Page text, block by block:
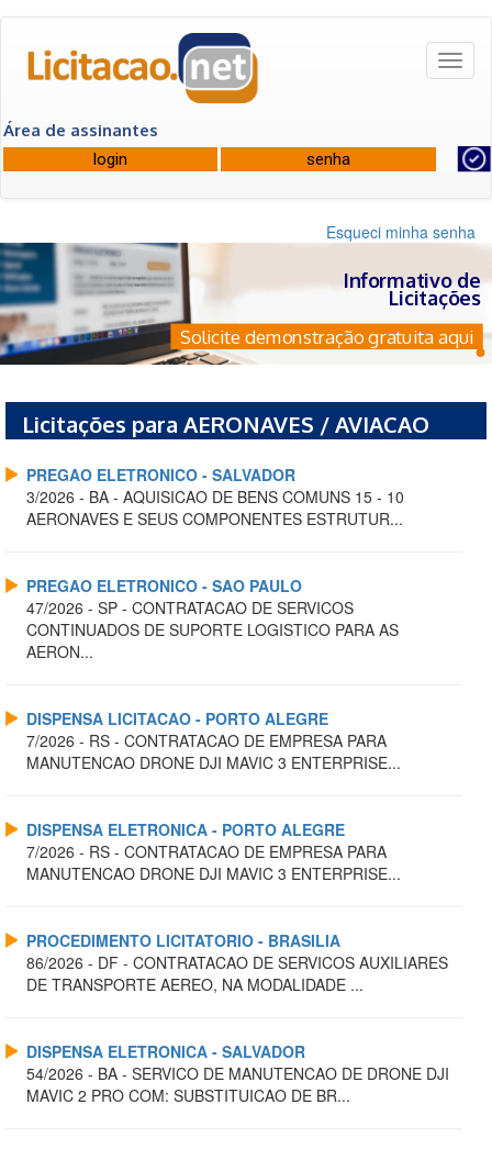
Área de assinantes
Esqueci minha senha
Informativo de
Licitações
Solicite demonstração gratuita aqui
Licitações para AERONAVES / AVIACAO
PREGAO ELETRONICO - SALVADOR
3/2026 - BA - AQUISICAO DE BENS COMUNS 15 - 10
AERONAVES E SEUS COMPONENTES ESTRUTUR...
PREGAO ELETRONICO - SAO PAULO
47/2026 - SP - CONTRATACAO DE SERVICOS
CONTINUADOS DE SUPORTE LOGISTICO PARA AS
AERON...
DISPENSA LICITACAO - PORTO ALEGRE
7/2026 - RS - CONTRATACAO DE EMPRESA PARA
MANUTENCAO DRONE DJI MAVIC 3 ENTERPRISE...
DISPENSA ELETRONICA - PORTO ALEGRE
7/2026 - RS - CONTRATACAO DE EMPRESA PARA
MANUTENCAO DRONE DJI MAVIC 3 ENTERPRISE...
PROCEDIMENTO LICITATORIO - BRASILIA
86/2026 - DF - CONTRATACAO DE SERVICOS AUXILIARES
DE TRANSPORTE AEREO, NA MODALIDADE ...
DISPENSA ELETRONICA - SALVADOR
54/2026 - BA - SERVICO DE MANUTENCAO DE DRONE DJI
MAVIC 2 PRO COM: SUBSTITUICAO DE BR...